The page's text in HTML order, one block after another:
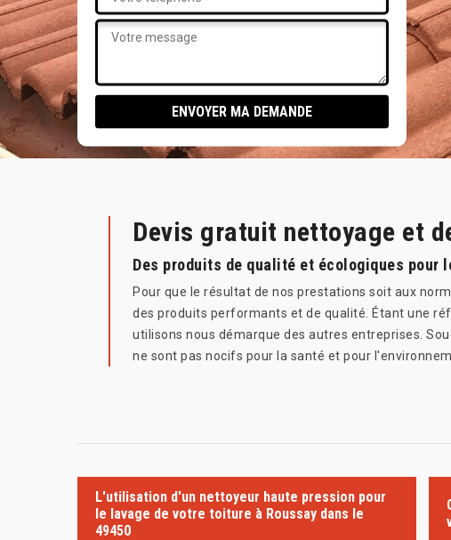
Devis gratuit nettoyage et
Des produits de qualité et écologiques pour
Pour que le résultat de nos prestations soit aux
des produits performants et de qualité. Étant une
utilisons nous démarque des autres entreprises.
ne sont pas nocifs pour la santé et pour
L'utilisation d'un nettoyeur haute pression pour
le lavage de votre toiture à Roussay dans le
49450